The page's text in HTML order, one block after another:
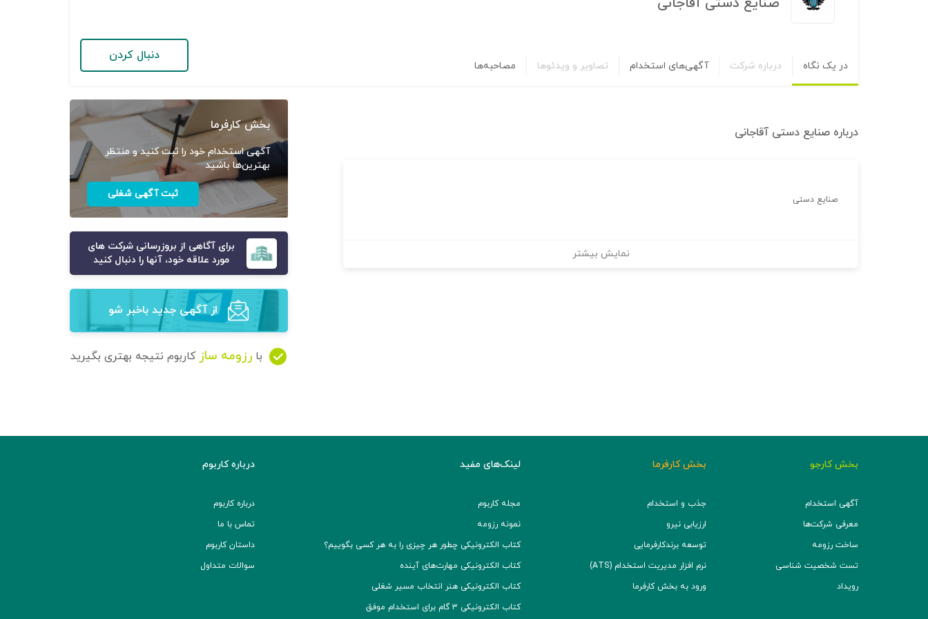
در یک نگاه درباره شرکت آگهی‌های استخدام تصاویر و ویدئوها مصاحبه‌ها
دنبال کردن
درباره صنایع دستی آقاجانی
صنایع دستی
نمایش بیشتر
بخش کارفرما
آگهی استخدام خود را ثبت کنید و منتظر
بهترین‌ها باشید
ثبت آگهی شغلی
برای آگاهی از بروزرسانی شرکت های
مورد علاقه خود، آنها را دنبال کنید
از آگهی‌ جدید باخبر شو
با رزومه ساز کاربوم نتیجه بهتری بگیرید
بخش کارجو
آگهی استخدام
معرفی شرکت‌ها
ساخت رزومه
تست شخصیت شناسی
رویداد
بخش کارفرما
جذب و استخدام
ارزیابی نیرو
توسعه برند‌کارفرمایی
نرم افزار مدیریت استخدام (ATS)
ورود به بخش کارفرما
لینک‌های مفید
مجله کاربوم
نمونه رزومه
کتاب الکترونیکی چطور هر چیزی را به هر کسی بگوییم؟
کتاب الکترونیکی مهارت‌های آینده
کتاب الکترونیکی هنر انتخاب مسیر شغلی
کتاب الکترونیکی ۳ گام برای استخدام موفق
درباره کاربوم
درباره کاربوم
تماس با ما
داستان کاربوم
سوالات متداول